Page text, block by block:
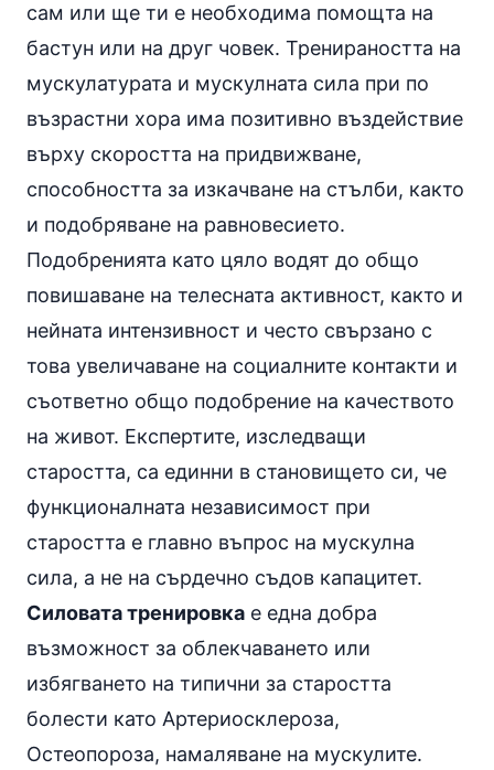
сам или ще ти е необходима помощта на
бастун или на друг човек. Тренираността на
мускулатурата и мускулната сила при по
възрастни хора има позитивно въздействие
върху скоростта на придвижване,
способността за изкачване на стълби, както
и подобряване на равновесието.
Подобренията като цяло водят до общо
повишаване на телесната активност, както и
нейната интензивност и често свързано с
това увеличаване на социалните контакти и
съответно общо подобрение на качеството
на живот. Експертите, изследващи
старостта, са единни в становището си, че
функционалната независимост при
старостта е главно въпрос на мускулна
сила, а не на сърдечно съдов капацитет.
Силовата тренировка е една добра
възможност за облекчаването или
избягването на типични за старостта
болести като Артериосклероза,
Остеопороза, намаляване на мускулите.